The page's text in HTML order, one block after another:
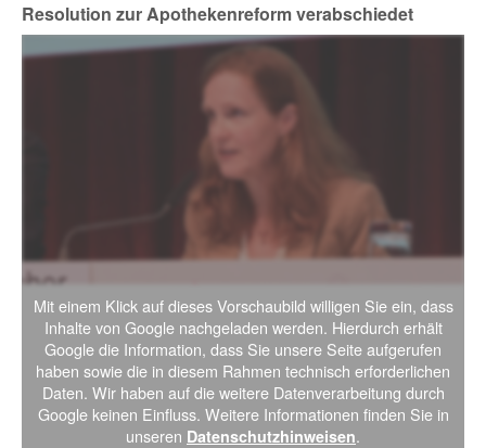
Resolution zur Apothekenreform verabschiedet
Mit einem Klick auf dieses Vorschaubild willigen Sie ein, dass
Inhalte von Google nachgeladen werden. Hierdurch erhält
Google die Information, dass Sie unsere Seite aufgerufen
haben sowie die in diesem Rahmen technisch erforderlichen
Daten. Wir haben auf die weitere Datenverarbeitung durch
Google keinen Einfluss. Weitere Informationen finden Sie in
unseren Datenschutzhinweisen.